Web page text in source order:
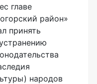
главе
район»
принять
народов